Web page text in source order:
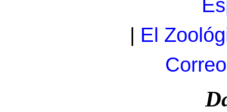
| El